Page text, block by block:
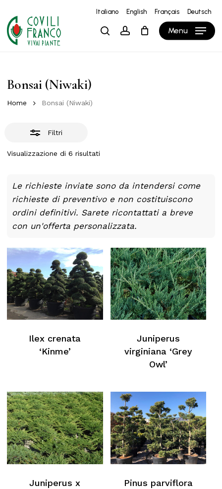
main
content
Italiano English Français Deutsch
searchaccount Menu
Carrello Close
Cart
Bonsai (Niwaki)
Home Bonsai (Niwaki)
Filtri
Visualizzazione di 6 risultati
Close
Filters
Le richieste inviate sono da intendersi come
richieste di preventivo e non costituiscono
ordini definitivi. Sarete ricontattati a breve
con un'offerta personalizzata.
Ilex crenata
‘Kinme’
Juniperus
virginiana ‘Grey
Owl’
Juniperus x
Pinus parviflora